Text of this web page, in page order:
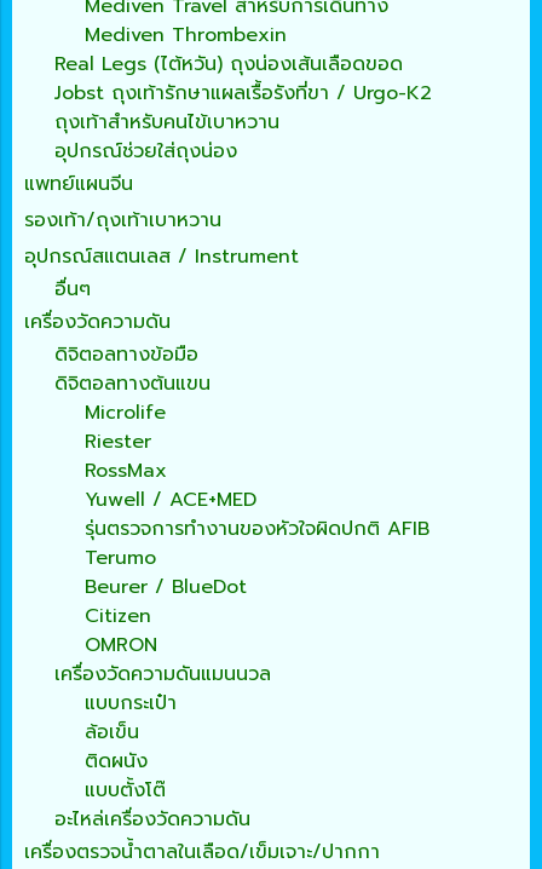
Mediven Travel สำหรับการเดินทาง
Mediven Thrombexin
Real Legs (ไต้หวัน) ถุงน่องเส้นเลือดขอด
Jobst ถุงเท้ารักษาแผลเรื้อรังที่ขา / Urgo-K2
ถุงเท้าสำหรับคนไข้เบาหวาน
อุปกรณ์ช่วยใส่ถุงน่อง
แพทย์แผนจีน
รองเท้า/ถุงเท้าเบาหวาน
อุปกรณ์สแตนเลส / Instrument
อื่นๆ
เครื่องวัดความดัน
ดิจิตอลทางข้อมือ
ดิจิตอลทางต้นแขน
Microlife
Riester
RossMax
Yuwell / ACE+MED
รุ่นตรวจการทำงานของหัวใจผิดปกติ AFIB
Terumo
Beurer / BlueDot
Citizen
OMRON
เครื่องวัดความดันแมนนวล
แบบกระเป๋า
ล้อเข็น
ติดผนัง
แบบตั้งโต๊
อะไหล่เครื่องวัดความดัน
เครื่องตรวจน้ำตาลในเลือด/เข็มเจาะ/ปากกา